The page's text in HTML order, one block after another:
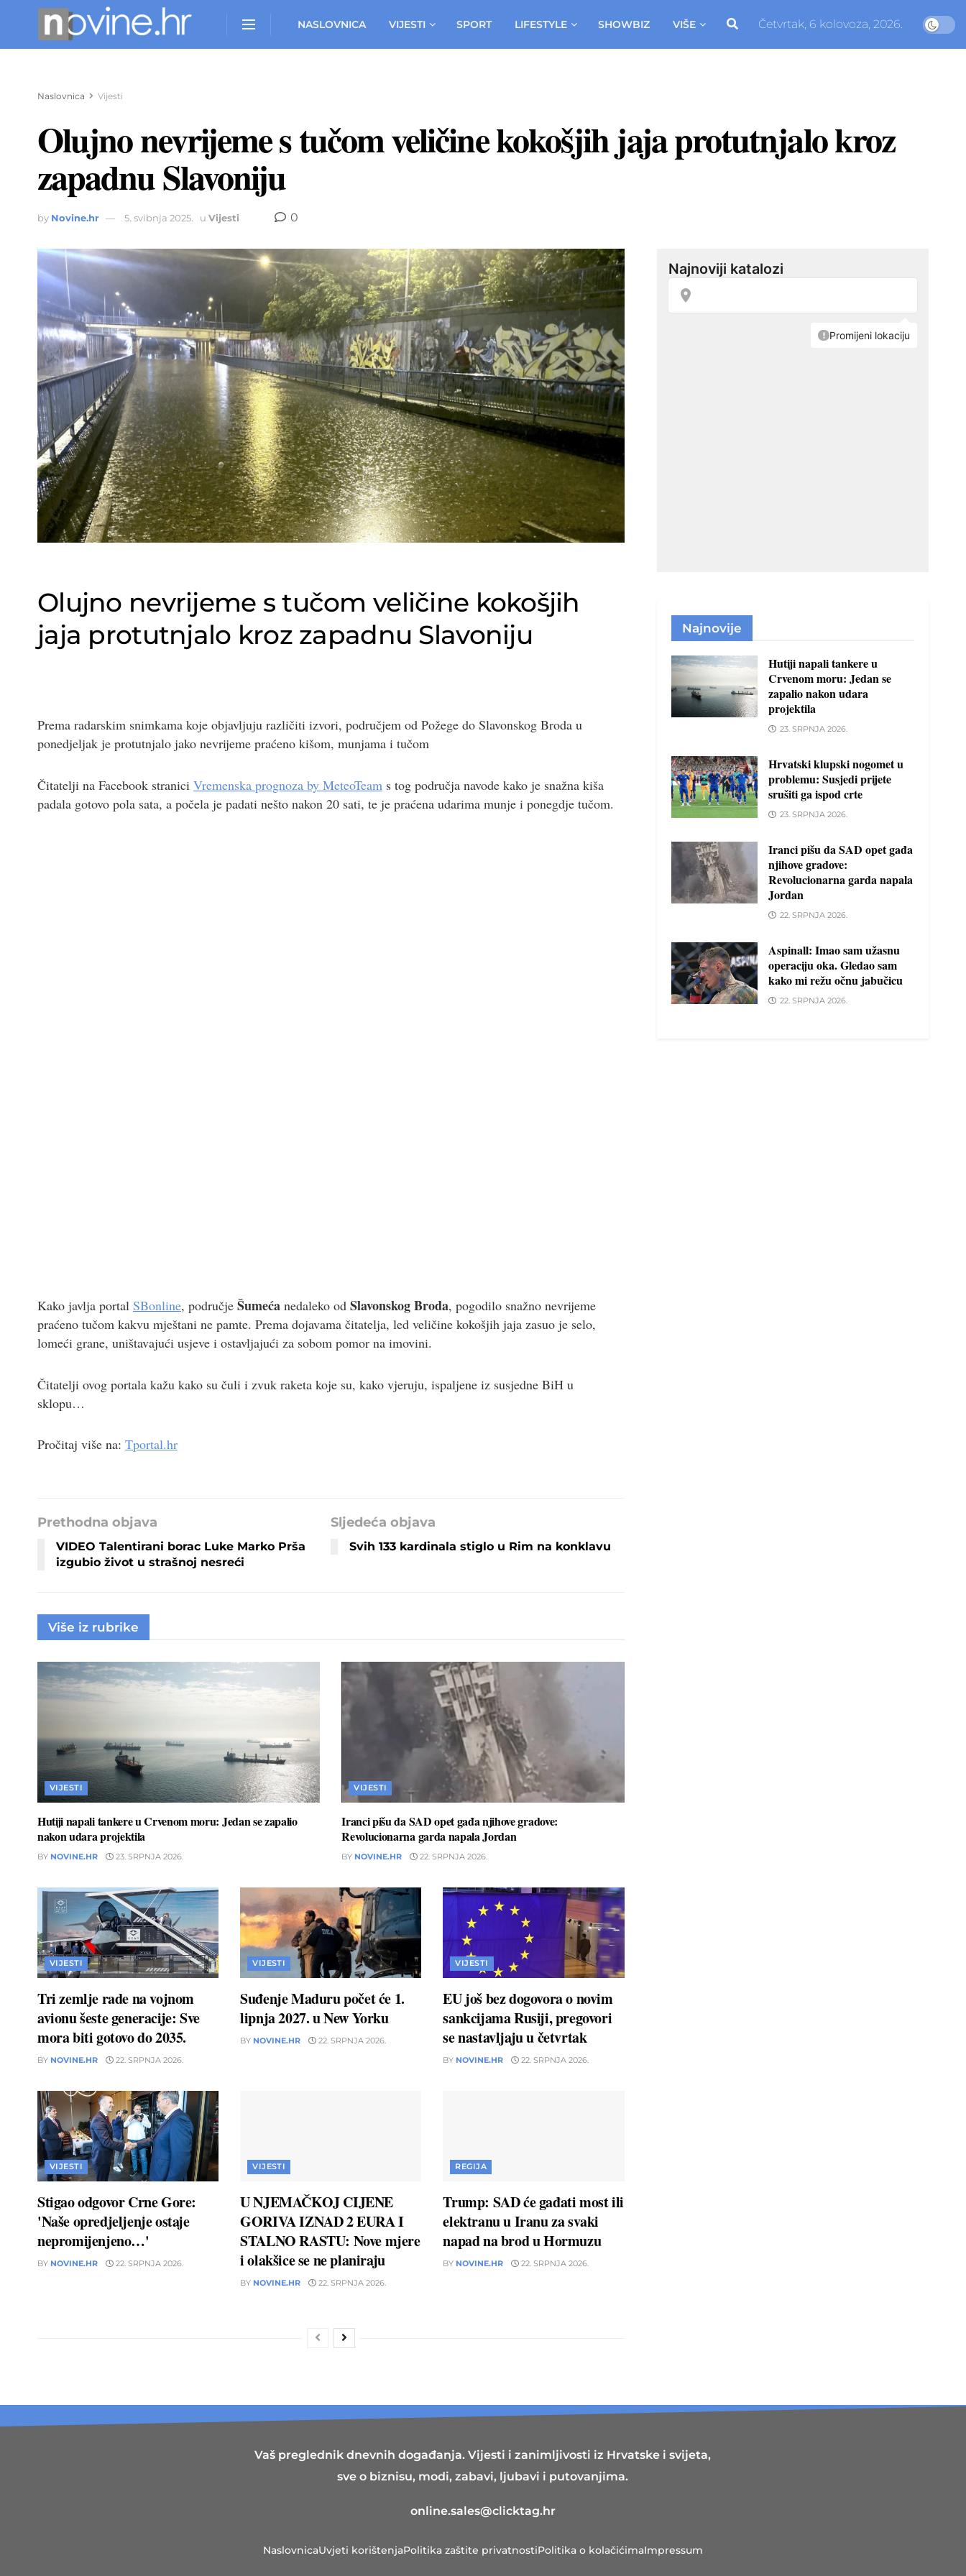
NASLOVNICA VIJESTI SPORT LIFESTYLE SHOWBIZ VIŠE Četvrtak, 6 kolovoza, 2026.
Naslovnica Vijesti
Olujno nevrijeme s tučom veličine kokošjih jaja protutnjalo kroz
zapadnu Slavoniju
by Novine.hr 5. svibnja 2025. u Vijesti 0
Olujno nevrijeme s tučom veličine kokošjih
jaja protutnjalo kroz zapadnu Slavoniju
Prema radarskim snimkama koje objavljuju različiti izvori, područjem od Požege do Slavonskog Broda u
ponedjeljak je protutnjalo jako nevrijeme praćeno kišom, munjama i tučom
Čitatelji na Facebook stranici Vremenska prognoza by MeteoTeam s tog područja navode kako je snažna kiša
padala gotovo pola sata, a počela je padati nešto nakon 20 sati, te je praćena udarima munje i ponegdje tučom.
Kako javlja portal SBonline, područje Šumeća nedaleko od Slavonskog Broda, pogodilo snažno nevrijeme
praćeno tučom kakvu mještani ne pamte. Prema dojavama čitatelja, led veličine kokošjih jaja zasuo je selo,
lomeći grane, uništavajući usjeve i ostavljajući za sobom pomor na imovini.
Čitatelji ovog portala kažu kako su čuli i zvuk raketa koje su, kako vjeruju, ispaljene iz susjedne BiH u
sklopu…
Pročitaj više na: Tportal.hr
Prethodna objava
VIDEO Talentirani borac Luke Marko Prša
izgubio život u strašnoj nesreći
Sljedeća objava
Svih 133 kardinala stiglo u Rim na konklavu
Više iz rubrike
VIJESTI
Hutiji napali tankere u Crvenom moru: Jedan se zapalio
nakon udara projektila
BY NOVINE.HR 23. SRPNJA 2026.
VIJESTI
Iranci pišu da SAD opet gađa njihove gradove:
Revolucionarna garda napala Jordan
BY NOVINE.HR 22. SRPNJA 2026.
VIJESTI
Tri zemlje rade na vojnom
avionu šeste generacije: Sve
mora biti gotovo do 2035.
BY NOVINE.HR 22. SRPNJA 2026.
VIJESTI
Suđenje Maduru počet će 1.
lipnja 2027. u New Yorku
BY NOVINE.HR 22. SRPNJA 2026.
VIJESTI
EU još bez dogovora o novim
sankcijama Rusiji, pregovori
se nastavljaju u četvrtak
BY NOVINE.HR 22. SRPNJA 2026.
VIJESTI
Stigao odgovor Crne Gore:
'Naše opredjeljenje ostaje
nepromijenjeno…'
BY NOVINE.HR 22. SRPNJA 2026.
VIJESTI
U NJEMAČKOJ CIJENE
GORIVA IZNAD 2 EURA I
STALNO RASTU: Nove mjere
i olakšice se ne planiraju
BY NOVINE.HR 22. SRPNJA 2026.
REGIJA
Trump: SAD će gađati most ili
elektranu u Iranu za svaki
napad na brod u Hormuzu
BY NOVINE.HR 22. SRPNJA 2026.
Najnovije
Hutiji napali tankere u
Crvenom moru: Jedan se
zapalio nakon udara
projektila
23. SRPNJA 2026.
Hrvatski klupski nogomet u
problemu: Susjedi prijete
srušiti ga ispod crte
23. SRPNJA 2026.
Iranci pišu da SAD opet gađa
njihove gradove:
Revolucionarna garda napala
Jordan
22. SRPNJA 2026.
Aspinall: Imao sam užasnu
operaciju oka. Gledao sam
kako mi režu očnu jabučicu
22. SRPNJA 2026.
Vaš preglednik dnevnih događanja. Vijesti i zanimljivosti iz Hrvatske i svijeta,
sve o biznisu, modi, zabavi, ljubavi i putovanjima.
online.sales@clicktag.hr
NaslovnicaUvjeti korištenjaPolitika zaštite privatnostiPolitika o kolačićimaImpressum